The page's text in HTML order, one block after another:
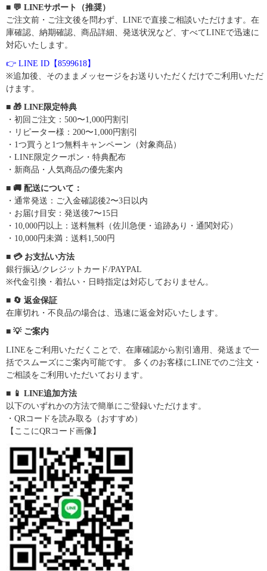
■ 💬 LINEサポート（推奨）
ご注文前・ご注文後を問わず、LINEで直接ご相談いただけます。在
庫確認、納期確認、商品詳細、発送状況など、すべてLINEで迅速に
対応いたします。
👉 LINE ID【8599618】
※追加後、そのままメッセージをお送りいただくだけでご利用いただ
けます。
■ 🎁 LINE限定特典
・初回ご注文：500〜1,000円割引
・リピーター様：200〜1,000円割引
・1つ買うと1つ無料キャンペーン（対象商品）
・LINE限定クーポン・特典配布
・新商品・人気商品の優先案内
■ 🚚 配送について：
・通常発送：ご入金確認後2〜3日以内
・お届け目安：発送後7〜15日
・10,000円以上：送料無料（佐川急便・追跡あり・通関対応）
・10,000円未満：送料1,500円
■ 💳 お支払い方法
銀行振込/クレジットカード/PAYPAL
※代金引換・着払い・日時指定は対応しておりません。
■ 🔄 返金保証
在庫切れ・不良品の場合は、迅速に返金対応いたします。
■ 💡 ご案内
LINEをご利用いただくことで、在庫確認から割引適用、発送まで一
括でスムーズにご案内可能です。 多くのお客様にLINEでのご注文・
ご相談をご利用いただいております。
■ 📱 LINE追加方法
以下のいずれかの方法で簡単にご登録いただけます。
・QRコードを読み取る（おすすめ）
【ここにQRコード画像】